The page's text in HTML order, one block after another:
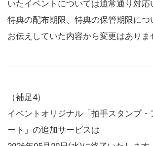
いたイベントについては通常通り対応
特典の配布期限、特典の保管期限につ
お伝えしていた内容から変更はありま
（補足4）
イベントオリジナル「拍手スタンプ・
ート」の追加サービスは